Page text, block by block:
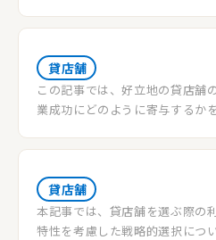
学びましょう。
貸店舗
この記事では、好立地の貸店舗
業成功にどのように寄与するか
最大化しましょう。
貸店舗
本記事では、貸店舗を選ぶ際の
特性を考慮した戦略的選択につ